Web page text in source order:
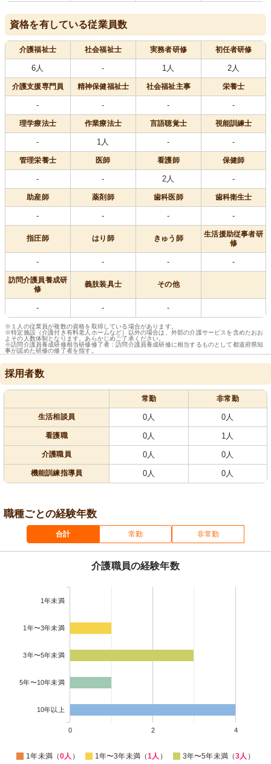
資格を有している従業員数
介護福祉士 社会福祉士 実務者研修 初任者研修
6人 - 1人 2人
介護支援専門員 精神保健福祉士 社会福祉主事 栄養士
- - - -
理学療法士 作業療法士 言語聴覚士 視能訓練士
- 1人 - -
管理栄養士 医師 看護師 保健師
- - 2人 -
助産師 薬剤師 歯科医師 歯科衛生士
- - - -
指圧師 はり師 きゅう師
生活援助従事者研
修
- - - -
訪問介護員養成研
修
義肢装具士 その他
- - -
※１人の従業員が複数の資格を取得している場合があります。
※特定施設（介護付き有料老人ホームなど）以外の場合は、外部の介護サービスを含めたおお
よその人数体制となります。あらかじめご了承ください。
※訪問介護員養成研修相当研修修了者：訪問介護員養成研修に相当するものとして都道府県知
事が認めた研修の修了者を指す。
採用者数
常勤 非常勤
生活相談員 0人 0人
看護職 0人 1人
介護職員 0人 0人
機能訓練指導員 0人 0人
職種ごとの経験年数
合計 常勤 非常勤
介護職員の経験年数
1年未満
1年〜3年未満
3年〜5年未満
5年〜10年未満
10年以上
0 2 4
1年未満（0人 ） 1年〜3年未満（1人 ） 3年〜5年未満（3人 ）